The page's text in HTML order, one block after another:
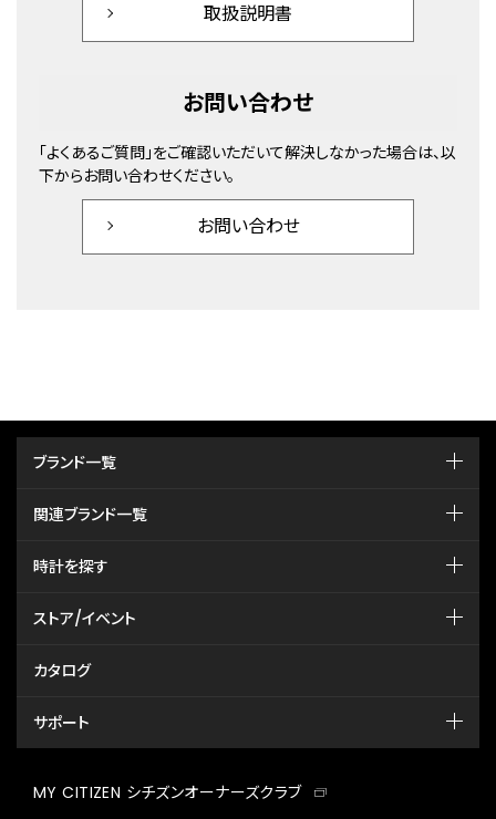
取扱説明書
お問い合わせ
「よくあるご質問」をご確認いただいて解決しなかった場合は、以
下からお問い合わせください。
お問い合わせ
ブランド一覧
関連ブランド一覧
時計を探す
ストア/イベント
カタログ
サポート
MY CITIZEN シチズンオーナーズクラブ